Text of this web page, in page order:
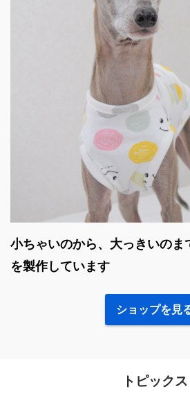
小ちゃいのから、大っきいのま
を製作しています
ショップを見
トピックス